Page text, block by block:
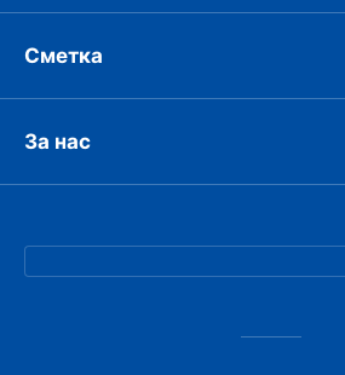
Сметка
За нас